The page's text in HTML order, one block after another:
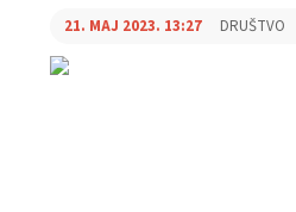
21. MAJ 2023. 13:27 DRUŠTVO